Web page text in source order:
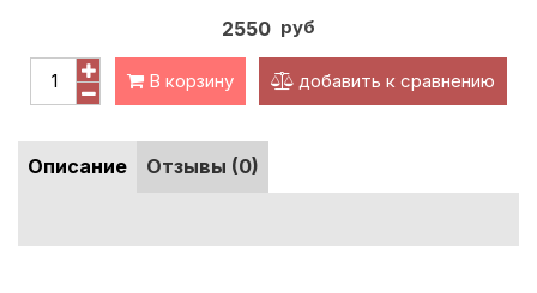
2550 руб
В корзину добавить к сравнению
Описание Отзывы (0)